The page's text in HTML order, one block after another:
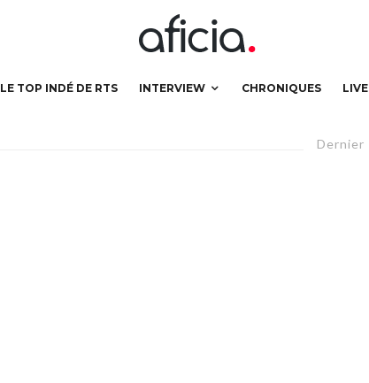
LE TOP INDÉ DE RTS INTERVIEW CHRONIQUES LIVE
Dernier